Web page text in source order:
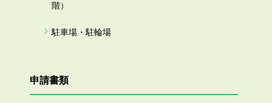
階）
駐車場・駐輪場
申請書類